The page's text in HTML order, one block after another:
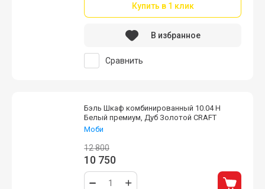
Купить в 1 клик
Сравнить
В избранное
Бэль Шкаф комбинированный 10.04 Н
Белый премиум, Дуб Золотой CRAFT
Моби
12 800
10 750